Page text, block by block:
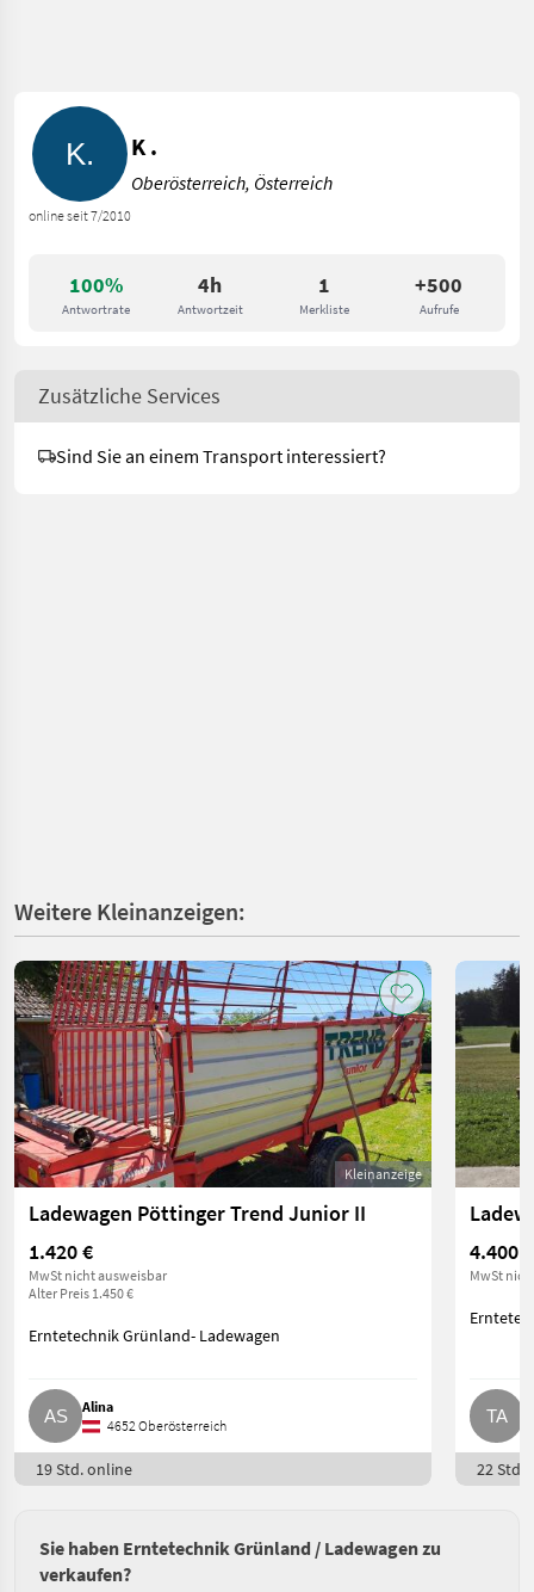
100%
Antwortrate
4h
Antwortzeit
1
Merkliste
+500
Aufrufe
online seit 7/2010
K .
Oberösterreich, Österreich
Zusätzliche Services
Sind Sie an einem Transport interessiert?
Weitere Kleinanzeigen:
Kleinanzeige
Ladewagen Pöttinger Trend Junior II
1.420 €
MwSt nicht ausweisbar
Alter Preis 1.450 €
Erntetechnik Grünland- Ladewagen
Alina
4652 Oberösterreich
19 Std. online
4.400 €
MwSt
22 Std.
Sie haben Erntetechnik Grünland / Ladewagen zu
verkaufen?